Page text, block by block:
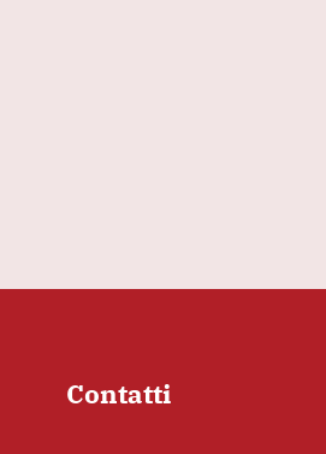
Contatti